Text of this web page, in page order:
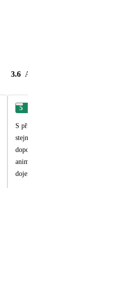
3.6 Atrakce v okolí
5
S přítelem jsme v hotelu strávili 7
stejně jako nabídka nápojů a výborných
doporučujeme boty do vody kvůli
animátorce Zeyn a manažerovi/DJ Alexovi za jejich
dojem z hotelu byl velmi dobrý.